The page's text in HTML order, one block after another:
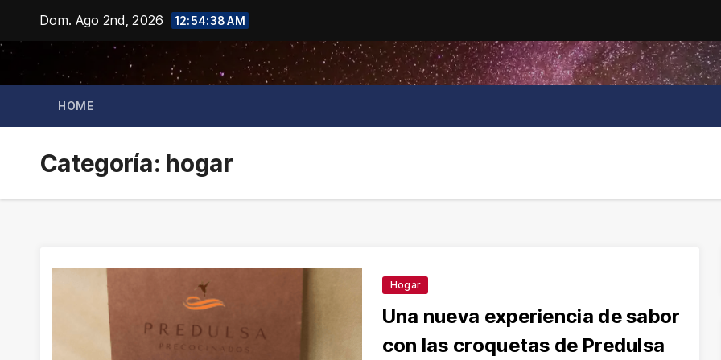
contenido
Dom. Ago 2nd, 2026 12:54:39 AM
HOME
Categoría: hogar
Hogar
Una nueva experiencia de sabor
con las croquetas de Predulsa